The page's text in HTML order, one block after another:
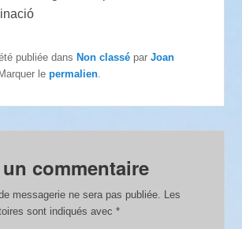
publiée dansNon classé parJoan
Marquer lepermalien
commentaire
messagerie ne sera pas publiée. Les
sont indiqués avec*